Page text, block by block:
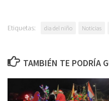
Etiquetas: dia del niño Noticias
TAMBIÉN TE PODRÍA